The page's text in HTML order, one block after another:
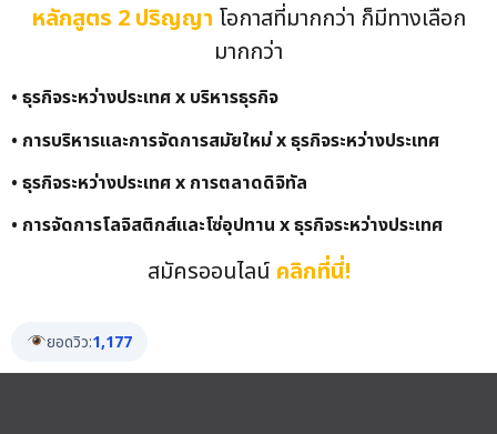
หลักสูตร 2 ปริญญา โอกาสที่มากกว่า ก็มีทางเลือก
มากกว่า
• ธุรกิจระหว่างประเทศ x บริหารธุรกิจ
• การบริหารและการจัดการสมัยใหม่ x ธุรกิจระหว่างประเทศ
• ธุรกิจระหว่างประเทศ x การตลาดดิจิทัล
• การจัดการโลจิสติกส์และโซ่อุปทาน x ธุรกิจระหว่างประเทศ
สมัครออนไลน์ คลิกที่นี่!
ยอดวิว:1,177